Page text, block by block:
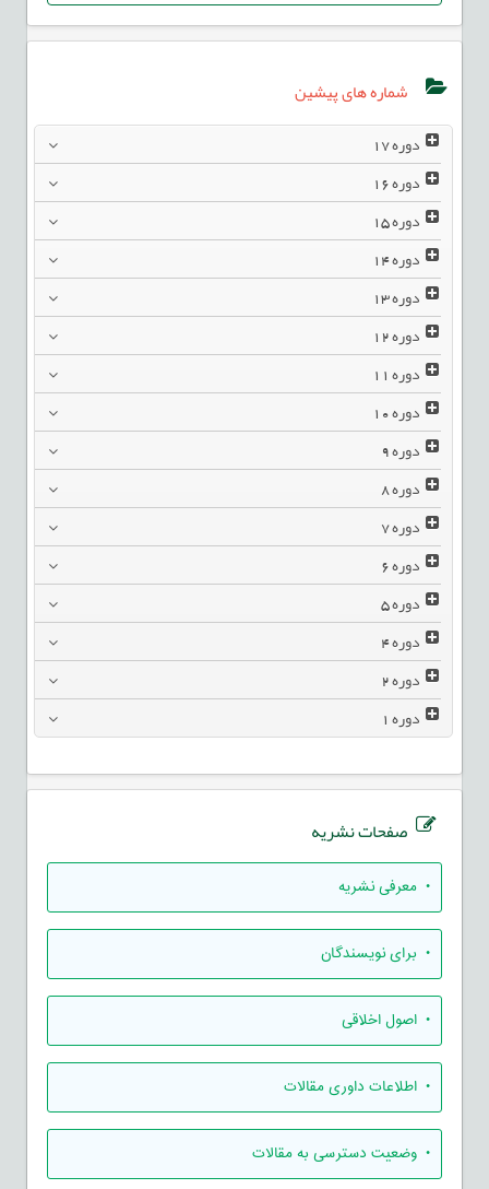
شماره های پیشین
دوره17
دوره16
دوره15
دوره14
دوره13
دوره12
دوره11
دوره10
دوره9
دوره8
دوره7
دوره6
دوره5
دوره4
دوره2
دوره1
صفحات نشریه
• معرفی نشریه
• برای نویسندگان
• اصول اخلاقی
• اطلاعات داوری مقالات
• وضعیت دسترسی به مقالات